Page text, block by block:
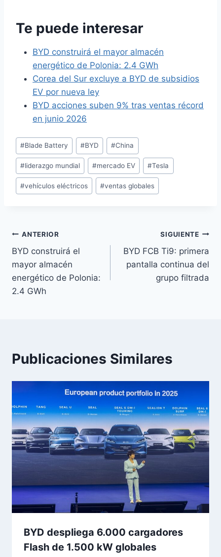
Te puede interesar
BYD construirá el mayor almacén
energético de Polonia: 2.4 GWh
Corea del Sur excluye a BYD de subsidios
EV por nueva ley
BYD acciones suben 9% tras ventas récord
en junio 2026
Etiquetas
de
la
entrada:
#Blade Battery #BYD #China
#liderazgo mundial #mercado EV #Tesla
#vehículos eléctricos #ventas globales
Navegación
de
entradas
ANTERIOR
BYD construirá el
mayor almacén
energético de Polonia:
2.4 GWh
SIGUIENTE
BYD FCB Ti9: primera
pantalla continua del
grupo filtrada
Publicaciones Similares
BYD despliega 6.000 cargadores
Flash de 1.500 kW globales